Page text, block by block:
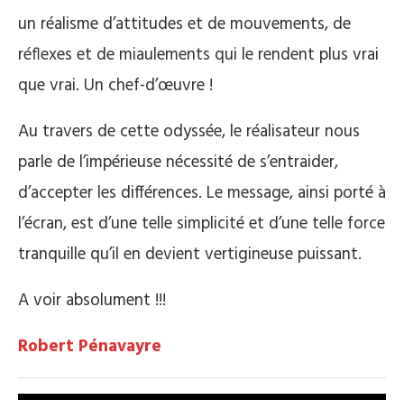
un réalisme d’attitudes et de mouvements, de
réflexes et de miaulements qui le rendent plus vrai
que vrai. Un chef-d’œuvre !
Au travers de cette odyssée, le réalisateur nous
parle de l’impérieuse nécessité de s’entraider,
d’accepter les différences. Le message, ainsi porté à
l’écran, est d’une telle simplicité et d’une telle force
tranquille qu’il en devient vertigineuse puissant.
A voir absolument !!!
Robert Pénavayre